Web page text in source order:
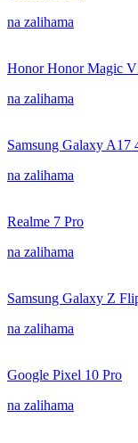
na zalihama
Honor Honor Magic
na zalihama
Samsung Galaxy A17
na zalihama
Realme 7 Pro
na zalihama
Samsung Galaxy Z
na zalihama
Google Pixel 10 Pro
na zalihama